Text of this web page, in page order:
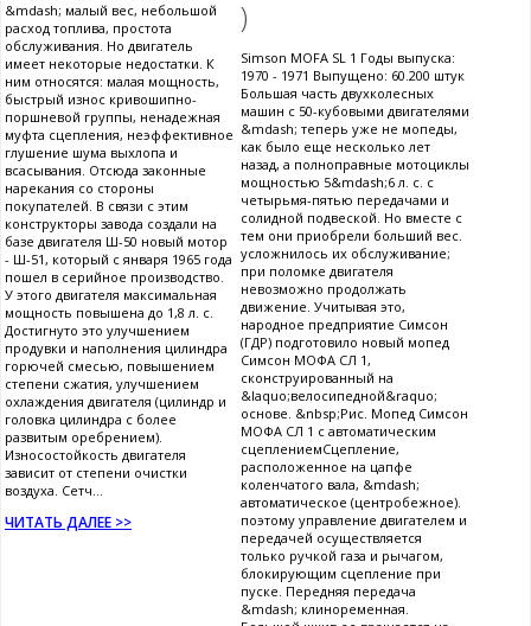
&mdash; малый вес, небольшой
расход топлива, простота
обслуживания. Но двигатель
имеет некоторые недостатки. К
ним относятся: малая мощность,
быстрый износ кривошипно-
поршневой группы, ненадежная
муфта сцепления, неэффективное
глушение шума выхлопа и
всасывания. Отсюда законные
нарекания со стороны
покупателей. В связи с этим
конструкторы завода создали на
базе двигателя Ш-50 новый мотор
- Ш-51, который с января 1965 года
пошел в серийное производство.
У этого двигателя максимальная
мощность повышена до 1,8 л. с.
Достигнуто это улучшением
продувки и наполнения цилиндра
горючей смесью, повышением
степени сжатия, улучшением
охлаждения двигателя (цилиндр и
головка цилиндра с более
развитым оребрением).
Износостойкость двигателя
зависит от степени очистки
воздуха. Сетч...
ЧИТАТЬ ДАЛЕЕ >>
)
Simson MOFA SL 1 Годы выпуска:
1970 - 1971 Выпущено: 60.200 штук
Большая часть двухколесных
машин с 50-кубовыми двигателями
&mdash; теперь уже не мопеды,
как было еще несколько лет
назад, а полноправные мотоциклы
мощностью 5&mdash;6 л. с. с
четырьмя-пятью передачами и
солидной подвеской. Но вместе с
тем они приобрели больший вес.
усложнилось их обслуживание;
при поломке двигателя
невозможно продолжать
движение. Учитывая это,
народное предприятие Симсон
(ГДР) подготовило новый мопед
Симсон МОФА СЛ 1,
сконструированный на
&laquo;велосипедной&raquo;
основе. &nbsp;Рис. Мопед Симсон
МОФА СЛ 1 с автоматическим
сцеплениемСцепление,
расположенное на цапфе
коленчатого вала, &mdash;
автоматическое (центробежное).
поэтому управление двигателем и
передачей осуществляется
только ручкой газа и рычагом,
блокирующим сцепление при
пуске. Передняя передача
&mdash; клиноременная.